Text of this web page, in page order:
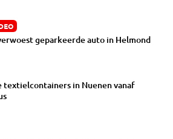
geparkeerde auto in Helmond
textielcontainers in Nuenen vanaf